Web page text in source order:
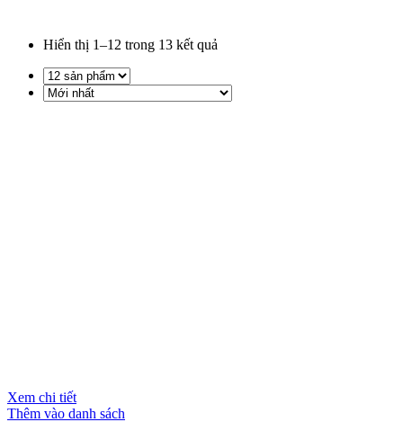
Hiển thị 1–12 trong 13 kết quả
Xem chi tiết
Thêm vào danh sách